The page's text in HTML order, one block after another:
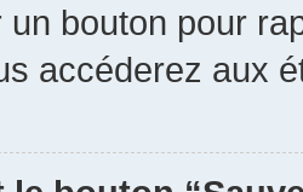
un bouton pour
accéderez aux